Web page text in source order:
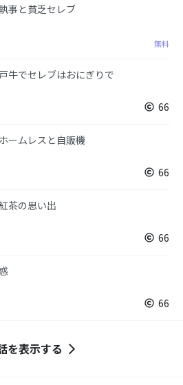
事と貧乏セレブ
無料
牛でセレブはおにぎりで
66
ームレスと自販機
66
茶の思い出
66
66
を表示する